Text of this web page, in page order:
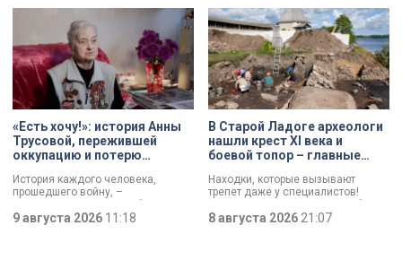
сражение стало предвестником
будущей Победы.
Законодательного собрания
Александр Бельский отметили:
Ленинград был в центре самого
длительного сражения Великой
Отечественной войны. Победа
имела огромное стратегическое
значение – угроза городу с севера
была ликвидирована.
«Есть хочу!»: история Анны
Трусовой, пережившей
оккупацию и потерю
История каждого человека,
прошедшего войну, –
Сколько испытаний выпало на
9 августа 2026 11:18
В Старой Ладоге археологи
нашли крест XI века и
боевой топор – главные
Находки, которые вызывают
трепет даже у специалистов!
тысячи лет и боевой топор – вот
8 августа 202621:07